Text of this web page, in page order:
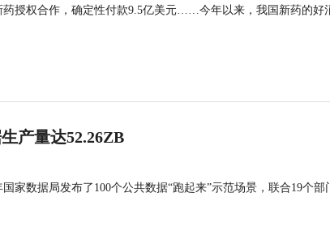
授权合作，确定性付款9.5亿美元……今年以来，我国新药的好
产量达52.26ZB
家数据局发布了100个公共数据“跑起来”示范场景，联合19个部